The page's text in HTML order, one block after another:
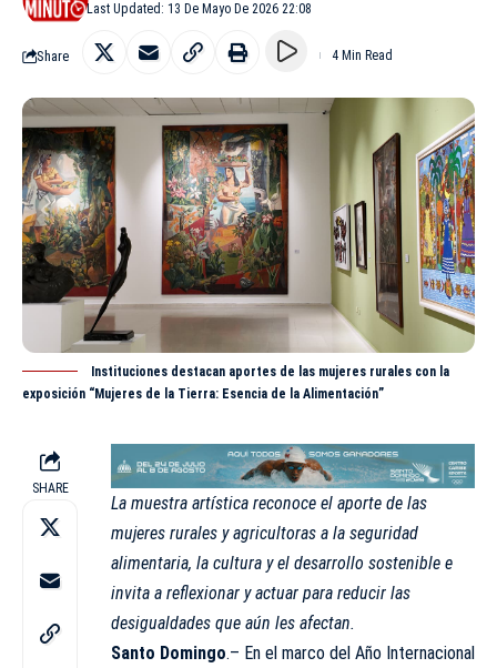
Last Updated: 13 De Mayo De 2026 22:08
Share 4 Min Read
Instituciones destacan aportes de las mujeres rurales con la
exposición “Mujeres de la Tierra: Esencia de la Alimentación”
SHARE
La muestra artística reconoce el aporte de las
mujeres rurales y agricultoras a la seguridad
alimentaria, la cultura y el desarrollo sostenible e
invita a reflexionar y actuar para reducir las
desigualdades que aún les afectan.
Santo Domingo.– En el marco del Año Internacional